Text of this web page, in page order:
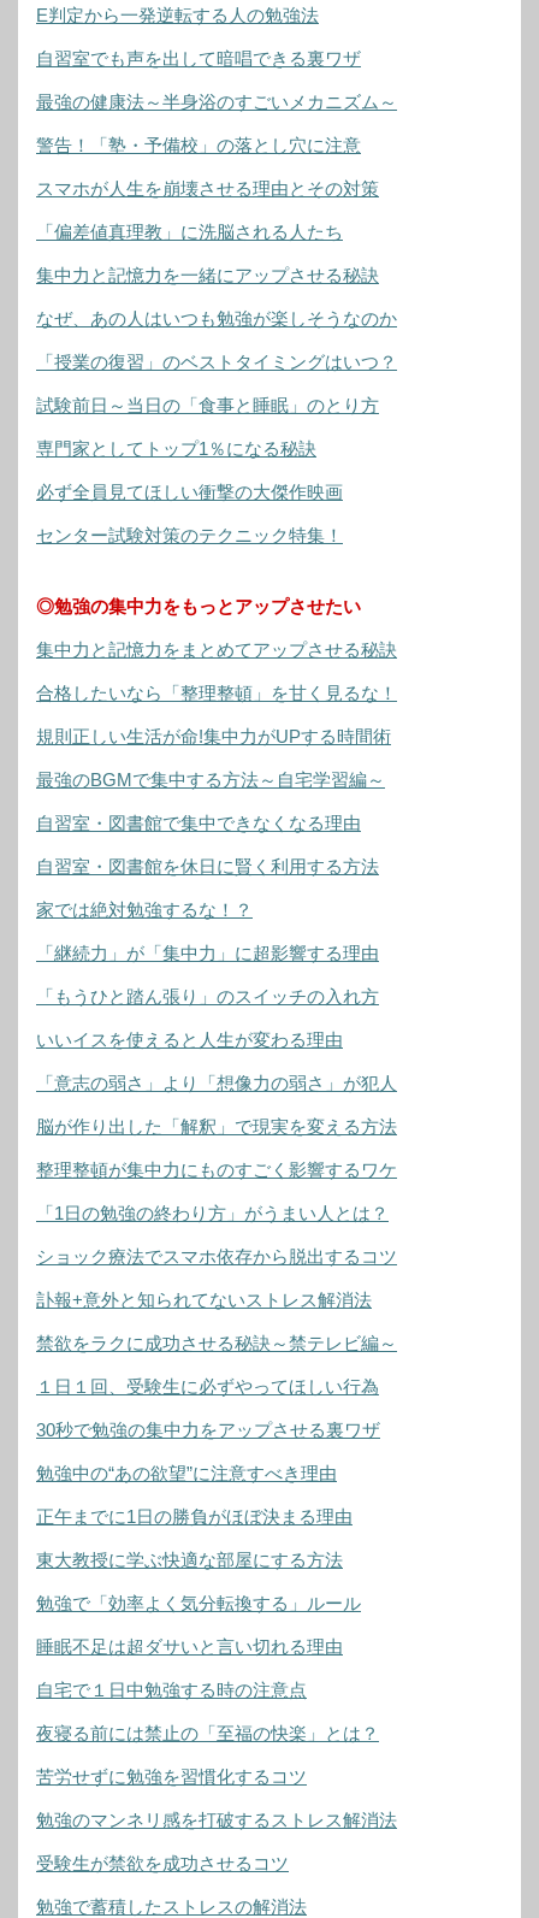
E判定から一発逆転する人の勉強法
自習室でも声を出して暗唱できる裏ワザ
最強の健康法～半身浴のすごいメカニズム～
警告！「塾・予備校」の落とし穴に注意
スマホが人生を崩壊させる理由とその対策
「偏差値真理教」に洗脳される人たち
集中力と記憶力を一緒にアップさせる秘訣
なぜ、あの人はいつも勉強が楽しそうなのか
「授業の復習」のベストタイミングはいつ？
試験前日～当日の「食事と睡眠」のとり方
専門家としてトップ1％になる秘訣
必ず全員見てほしい衝撃の大傑作映画
センター試験対策のテクニック特集！
◎勉強の集中力をもっとアップさせたい
集中力と記憶力をまとめてアップさせる秘訣
合格したいなら「整理整頓」を甘く見るな！
規則正しい生活が命!集中力がUPする時間術
最強のBGMで集中する方法～自宅学習編～
自習室・図書館で集中できなくなる理由
自習室・図書館を休日に賢く利用する方法
家では絶対勉強するな！？
「継続力」が「集中力」に超影響する理由
「もうひと踏ん張り」のスイッチの入れ方
いいイスを使えると人生が変わる理由
「意志の弱さ」より「想像力の弱さ」が犯人
脳が作り出した「解釈」で現実を変える方法
整理整頓が集中力にものすごく影響するワケ
「1日の勉強の終わり方」がうまい人とは？
ショック療法でスマホ依存から脱出するコツ
訃報+意外と知られてないストレス解消法
禁欲をラクに成功させる秘訣～禁テレビ編～
１日１回、受験生に必ずやってほしい行為
30秒で勉強の集中力をアップさせる裏ワザ
勉強中の“あの欲望”に注意すべき理由
正午までに1日の勝負がほぼ決まる理由
東大教授に学ぶ快適な部屋にする方法
勉強で「効率よく気分転換する」ルール
睡眠不足は超ダサいと言い切れる理由
自宅で１日中勉強する時の注意点
夜寝る前には禁止の「至福の快楽」とは？
苦労せずに勉強を習慣化するコツ
勉強のマンネリ感を打破するストレス解消法
受験生が禁欲を成功させるコツ
勉強で蓄積したストレスの解消法